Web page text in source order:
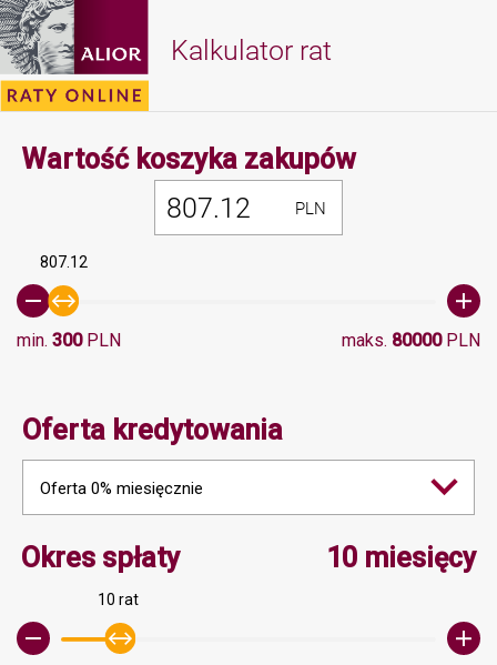
Kalkulator rat
Wartość koszyka zakupówMinimalna
PLN
807.12
min. 300PLN maks. 80000PLN
Oferta kredytowania
Oferta 0% miesięcznie
Okres spłatyMinimalna wartość 10,
10 miesięcy
10 rat